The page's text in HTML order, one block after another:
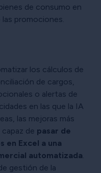
de consumo en
promociones.
los cálculos de
de cargos,
o alertas de
en las que la IA
las mejoras más
de pasar de
en Excel a una
automatizada.
gestión de la